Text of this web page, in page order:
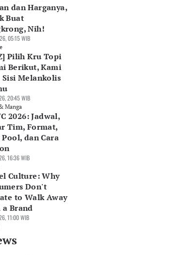
dan Harganya,
Buat
Nih!
05:15 WIB
Pilih Kru Topi
Berikut, Kami
Sisi Melankolis
20:45 WIB
Manga
2026: Jadwal,
Tim, Format,
dan Cara
16:36 WIB
Culture: Why
Don't
to Walk Away
a Brand
11:00 WIB